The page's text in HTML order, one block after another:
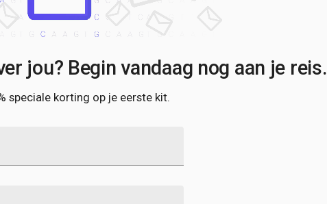
jou? Begin vandaag nog aan je reis.
speciale korting op je eerste kit.